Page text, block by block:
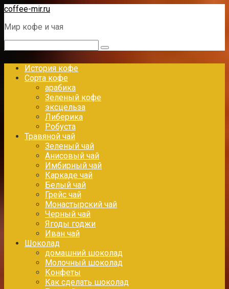
Перейти
контенту
coffee-mir.ru
Мир кофе и чая
История кофе
Сорта кофе
арабика
Зеленый кофе
эксцельза
Либерика
Робуста
Травяной чай
Зеленый чай
Анисовый чай
Имбирный чай
Каркаде чай
Белый чай
Грейс чай
Монастырский чай
Черный чай
Ягоды годжи
Иван чай
Шоколад
домашний шоколад
Молочный шоколад
Конфеты
Как сделать шоколад